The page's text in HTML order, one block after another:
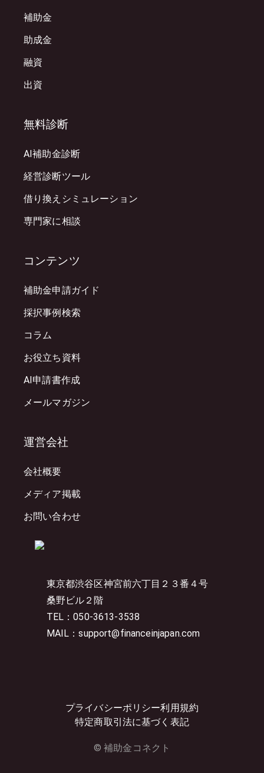
東京都渋谷区神宮前六丁目２３番４号
桑野ビル２階
TEL：050-3613-3538
MAIL：support@financeinjapan.com
プライバシーポリシー利用規約
特定商取引法に基づく表記
© 補助金コネクト
補助金
助成金
融資
出資
無料診断
AI補助金診断
経営診断ツール
借り換えシミュレーション
専門家に相談
コンテンツ
補助金申請ガイド
採択事例検索
コラム
お役立ち資料
AI申請書作成
メールマガジン
運営会社
会社概要
メディア掲載
お問い合わせ